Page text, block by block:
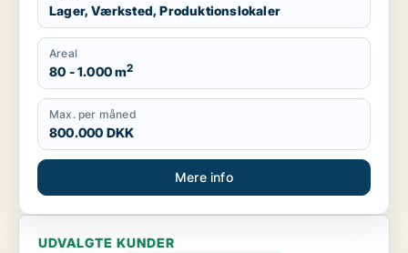
Lager, Værksted, Produktionslokaler
Areal
80 - 1.000 m2
Max. per måned
800.000 DKK
Mere info
UDVALGTE KUNDER